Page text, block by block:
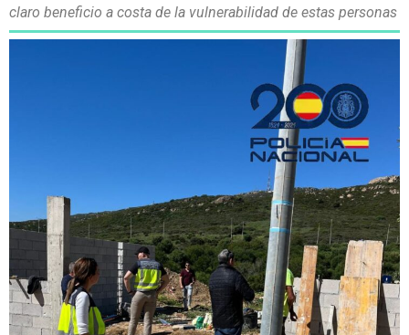
claro beneficio a costa de la vulnerabilidad de estas personas